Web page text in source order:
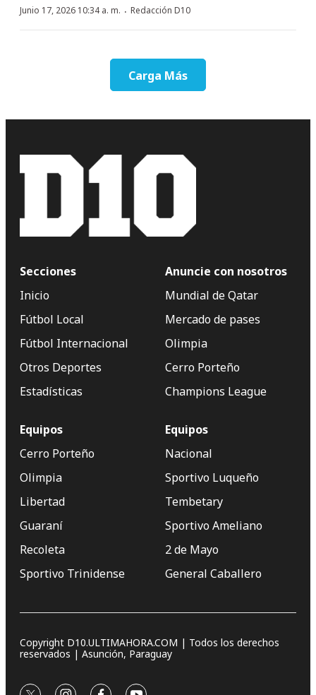
Junio 17, 2026 10:34 a. m. · Redacción D10
Carga Más
Secciones
Inicio
Fútbol Local
Fútbol Internacional
Otros Deportes
Estadísticas
Anuncie con nosotros
Mundial de Qatar
Mercado de pases
Olimpia
Cerro Porteño
Champions League
Equipos
Cerro Porteño
Olimpia
Libertad
Guaraní
Recoleta
Sportivo Trinidense
Equipos
Nacional
Sportivo Luqueño
Tembetary
Sportivo Ameliano
2 de Mayo
General Caballero
Copyright D10.ULTIMAHORA.COM | Todos los derechos
reservados | Asunción, Paraguay